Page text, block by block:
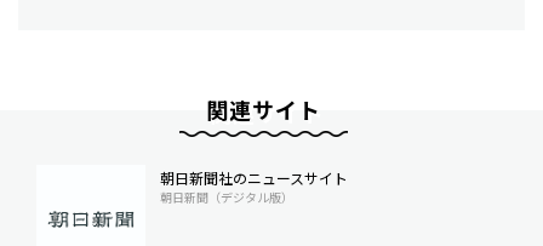
関連サイト
朝日新聞社のニュースサイト
朝日新聞（デジタル版）